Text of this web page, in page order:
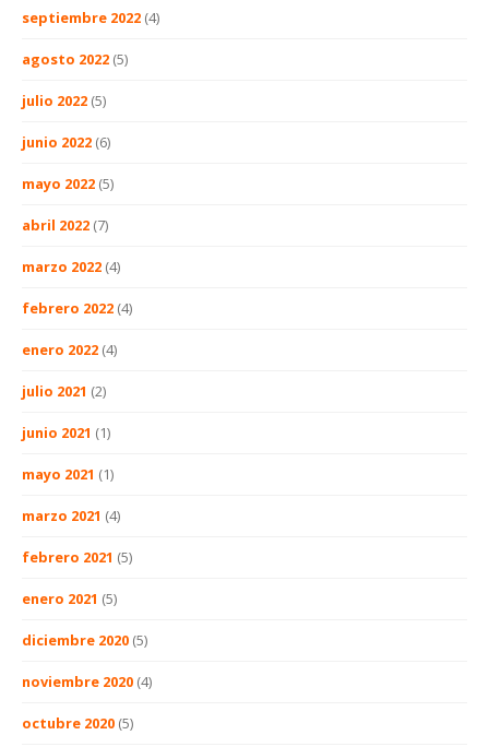
septiembre 2022 (4)
agosto 2022 (5)
julio 2022 (5)
junio 2022 (6)
mayo 2022 (5)
abril 2022 (7)
marzo 2022 (4)
febrero 2022 (4)
enero 2022 (4)
julio 2021 (2)
junio 2021 (1)
mayo 2021 (1)
marzo 2021 (4)
febrero 2021 (5)
enero 2021 (5)
diciembre 2020 (5)
noviembre 2020 (4)
octubre 2020 (5)